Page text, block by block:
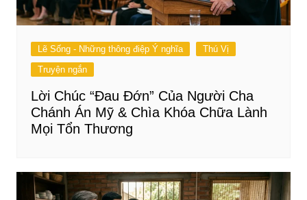
Lẽ Sống - Những thông điệp Ý nghĩa
Thú Vị
Truyện ngắn
Lời Chúc “Đau Đớn” Của Người Cha
Chánh Án Mỹ & Chìa Khóa Chữa Lành
Mọi Tổn Thương